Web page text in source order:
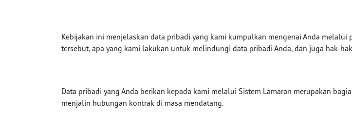
Kebijakan ini menjelaskan data pribadi yang kami kumpulkan mengenai Anda
tersebut, apa yang kami lakukan untuk melindungi data pribadi Anda, dan juga hak-
Data pribadi yang Anda berikan kepada kami melalui Sistem Lamaran merupakan
menjalin hubungan kontrak di masa mendatang.